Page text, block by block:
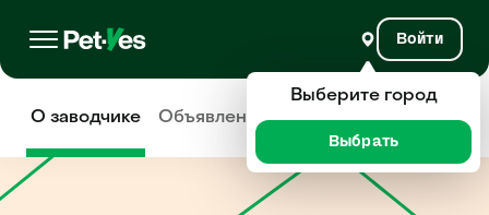
Войти
О заводчике Объявления Отзывы
Выберите город
Выбрать